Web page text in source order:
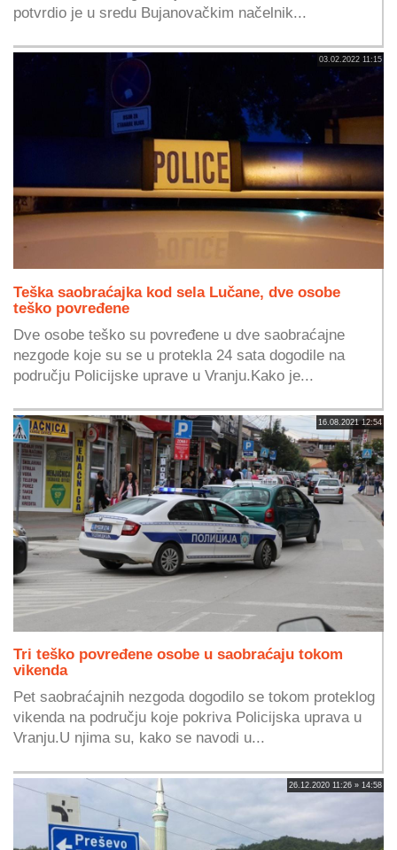
potvrdio je u sredu Bujanovačkim načelnik...
03.02.2022 11:15
Teška saobraćajka kod sela Lučane, dve osobe
teško povređene
Dve osobe teško su povređene u dve saobraćajne
nezgode koje su se u protekla 24 sata dogodile na
području Policijske uprave u Vranju.Kako je...
16.08.2021 12:54
Tri teško povređene osobe u saobraćaju tokom
vikenda
Pet saobraćajnih nezgoda dogodilo se tokom proteklog
vikenda na području koje pokriva Policijska uprava u
Vranju.U njima su, kako se navodi u...
26.12.2020 11:26 » 14:58